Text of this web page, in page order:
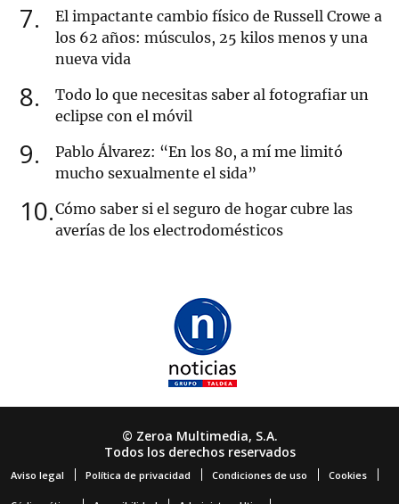
7
El impactante cambio físico de Russell Crowe a
los 62 años: músculos, 25 kilos menos y una
nueva vida
8
Todo lo que necesitas saber al fotografiar un
eclipse con el móvil
9
Pablo Álvarez: “En los 80, a mí me limitó
mucho sexualmente el sida”
10 Cómo saber si el seguro de hogar cubre las
averías de los electrodomésticos
© Zeroa Multimedia, S.A.
Todos los derechos reservados
Aviso legal Política de privacidad Condiciones de uso Cookies